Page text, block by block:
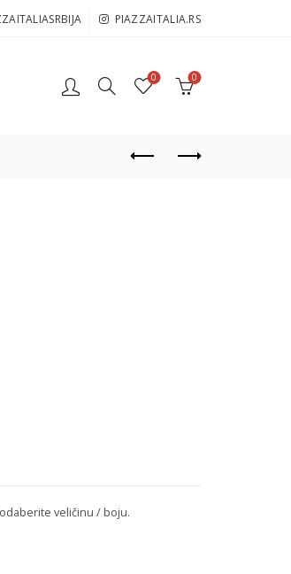
PIAZZAITALIA.RS
0 0
veličinu / boju.